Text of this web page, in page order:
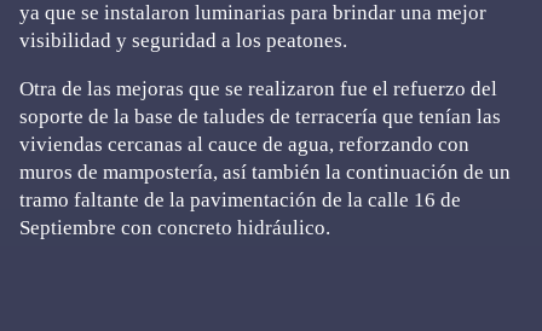
ya que se instalaron luminarias para brindar una mejor
visibilidad y seguridad a los peatones.
Otra de las mejoras que se realizaron fue el refuerzo del
soporte de la base de taludes de terracería que tenían las
viviendas cercanas al cauce de agua, reforzando con
muros de mampostería, así también la continuación de un
tramo faltante de la pavimentación de la calle 16 de
Septiembre con concreto hidráulico.